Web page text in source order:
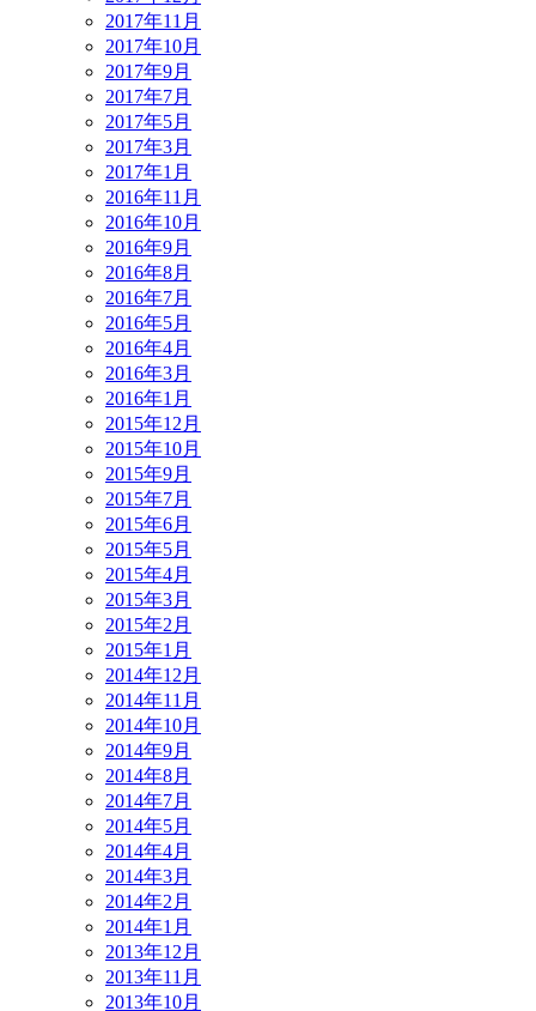
2017年11月
2017年10月
2017年9月
2017年7月
2017年5月
2017年3月
2017年1月
2016年11月
2016年10月
2016年9月
2016年8月
2016年7月
2016年5月
2016年4月
2016年3月
2016年1月
2015年12月
2015年10月
2015年9月
2015年7月
2015年6月
2015年5月
2015年4月
2015年3月
2015年2月
2015年1月
2014年12月
2014年11月
2014年10月
2014年9月
2014年8月
2014年7月
2014年5月
2014年4月
2014年3月
2014年2月
2014年1月
2013年12月
2013年11月
2013年10月